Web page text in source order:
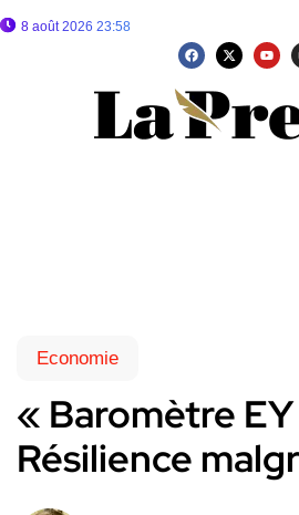
8 août 2026 23:58
Economie
« Baromètre
Résilience